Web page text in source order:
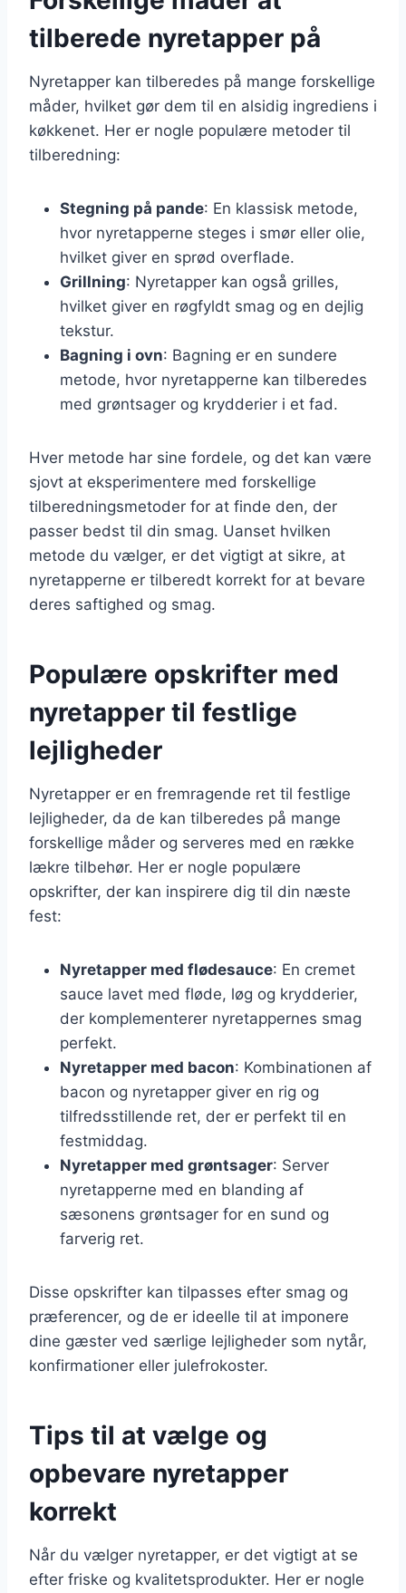
tilberede nyretapper på
Nyretapper kan tilberedes på mange forskellige
måder, hvilket gør dem til en alsidig ingrediens i
køkkenet. Her er nogle populære metoder til
tilberedning:
Stegning på pande: En klassisk metode,
hvor nyretapperne steges i smør eller olie,
hvilket giver en sprød overflade.
Grillning: Nyretapper kan også grilles,
hvilket giver en røgfyldt smag og en dejlig
tekstur.
Bagning i ovn: Bagning er en sundere
metode, hvor nyretapperne kan tilberedes
med grøntsager og krydderier i et fad.
Hver metode har sine fordele, og det kan være
sjovt at eksperimentere med forskellige
tilberedningsmetoder for at finde den, der
passer bedst til din smag. Uanset hvilken
metode du vælger, er det vigtigt at sikre, at
nyretapperne er tilberedt korrekt for at bevare
deres saftighed og smag.
Populære opskrifter med
nyretapper til festlige
lejligheder
Nyretapper er en fremragende ret til festlige
lejligheder, da de kan tilberedes på mange
forskellige måder og serveres med en række
lækre tilbehør. Her er nogle populære
opskrifter, der kan inspirere dig til din næste
fest:
Nyretapper med flødesauce: En cremet
sauce lavet med fløde, løg og krydderier,
der komplementerer nyretappernes smag
perfekt.
Nyretapper med bacon: Kombinationen af
bacon og nyretapper giver en rig og
tilfredsstillende ret, der er perfekt til en
festmiddag.
Nyretapper med grøntsager: Server
nyretapperne med en blanding af
sæsonens grøntsager for en sund og
farverig ret.
Disse opskrifter kan tilpasses efter smag og
præferencer, og de er ideelle til at imponere
dine gæster ved særlige lejligheder som nytår,
konfirmationer eller julefrokoster.
Tips til at vælge og
opbevare nyretapper
korrekt
Når du vælger nyretapper, er det vigtigt at se
efter friske og kvalitetsprodukter. Her er nogle